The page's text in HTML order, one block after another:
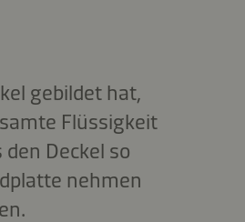
gebildet hat,
Flüssigkeit
Deckel so
nehmen